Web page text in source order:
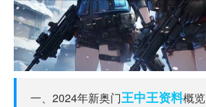
一、2024年新奥门王中王资料概览